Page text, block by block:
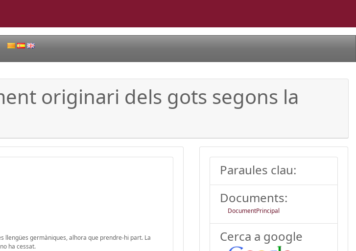
originari dels gots segons la
llengües germàniques, alhora que prendre-hi part. La
ha cessat.
Paraules clau:
Documents:
DocumentPrincipal
Cerca a google